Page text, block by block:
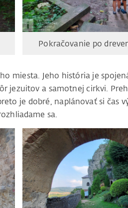
Pokračovanie po
miesta. Jeho história je
jezuitov a samotnej cirkvi.
je dobré, naplánovať si čas
sa.